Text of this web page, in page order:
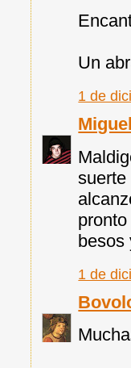
Un
1 de
besos
1 de